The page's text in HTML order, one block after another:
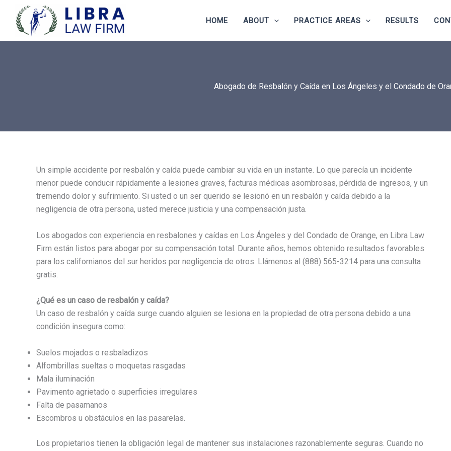
content
HOME ABOUT PRACTICE AREAS RESULTS
Abogado de Resbalón y Caída en Los Ángeles y el Condado de
Un simple accidente por resbalón y caída puede cambiar su vida en un instante. Lo que parecía un incidente
menor puede conducir rápidamente a lesiones graves, facturas médicas asombrosas, pérdida de ingresos, y un
tremendo dolor y sufrimiento. Si usted o un ser querido se lesionó en un resbalón y caída debido a la
negligencia de otra persona, usted merece justicia y una compensación justa.
Los abogados con experiencia en resbalones y caídas en Los Ángeles y del Condado de Orange, en Libra Law
Firm están listos para abogar por su compensación total. Durante años, hemos obtenido resultados favorables
para los californianos del sur heridos por negligencia de otros. Llámenos al (888) 565-3214 para una consulta
gratis.
¿Qué es un caso de resbalón y caída?
Un caso de resbalón y caída surge cuando alguien se lesiona en la propiedad de otra persona debido a una
condición insegura como:
Suelos mojados o resbaladizos
Alfombrillas sueltas o moquetas rasgadas
Mala iluminación
Pavimento agrietado o superficies irregulares
Falta de pasamanos
Escombros u obstáculos en las pasarelas.
Los propietarios tienen la obligación legal de mantener sus instalaciones razonablemente seguras. Cuando no